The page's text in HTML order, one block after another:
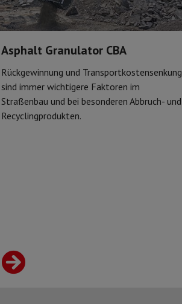
Asphalt Granulator CBA
Rückgewinnung und Transportkostensenkung
sind immer wichtigere Faktoren im
Straßenbau und bei besonderen Abbruch- und
Recyclingprodukten.